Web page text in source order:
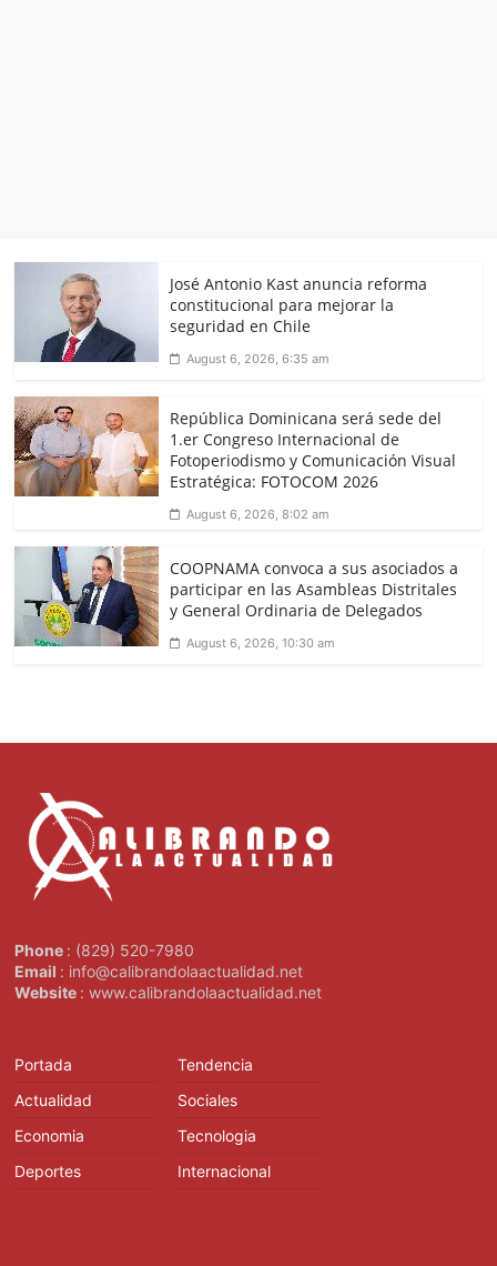
José Antonio Kast anuncia reforma
constitucional para mejorar la
seguridad en Chile
August 6, 2026, 6:35 am
República Dominicana será sede del
1.er Congreso Internacional de
Fotoperiodismo y Comunicación Visual
Estratégica: FOTOCOM 2026
August 6, 2026, 8:02 am
COOPNAMA convoca a sus asociados a
participar en las Asambleas Distritales
y General Ordinaria de Delegados
August 6, 2026, 10:30 am
Phone : (829) 520-7980
Email : info@calibrandolaactualidad.net
Website : www.calibrandolaactualidad.net
Portada
Actualidad
Economia
Deportes
Tendencia
Sociales
Tecnologia
Internacional